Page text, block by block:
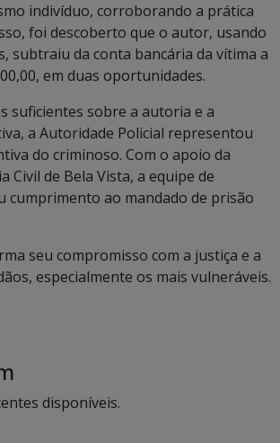
indivíduo, corroborando a prática
foi descoberto que o autor, usando
subtraiu da conta bancária da vítima a
em duas oportunidades.
suficientes sobre a autoria e a
a Autoridade Policial representou
do criminoso. Com o apoio da
Civil de Bela Vista, a equipe de
cumprimento ao mandado de prisão
seu compromisso com a justiça e a
especialmente os mais vulneráveis.
disponíveis.